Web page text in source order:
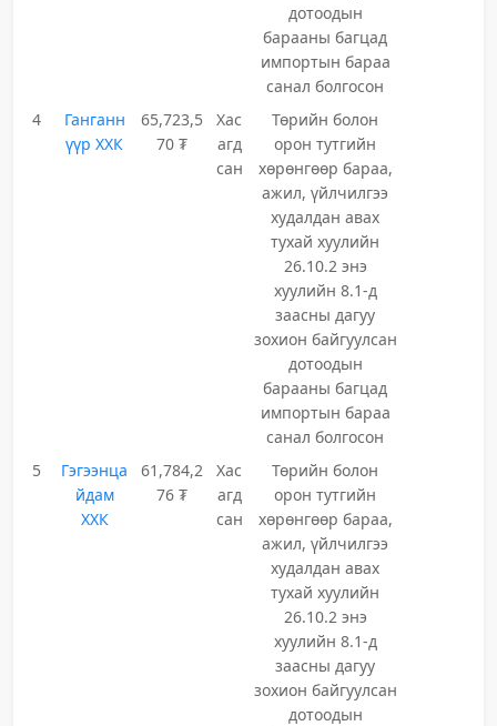
дотоодын
барааны багцад
импортын бараа
санал болгосон
4
Ганганн
үүр ХХК
65,723,5
70 ₮
Хас
агд
сан
Төрийн болон
орон тутгийн
хөрөнгөөр бараа,
ажил, үйлчилгээ
худалдан авах
тухай хуулийн
26.10.2 энэ
хуулийн 8.1-д
заасны дагуу
зохион байгуулсан
дотоодын
барааны багцад
импортын бараа
санал болгосон
5
Гэгээнца
йдам
ХХК
61,784,2
76 ₮
Хас
агд
сан
Төрийн болон
орон тутгийн
хөрөнгөөр бараа,
ажил, үйлчилгээ
худалдан авах
тухай хуулийн
26.10.2 энэ
хуулийн 8.1-д
заасны дагуу
зохион байгуулсан
дотоодын